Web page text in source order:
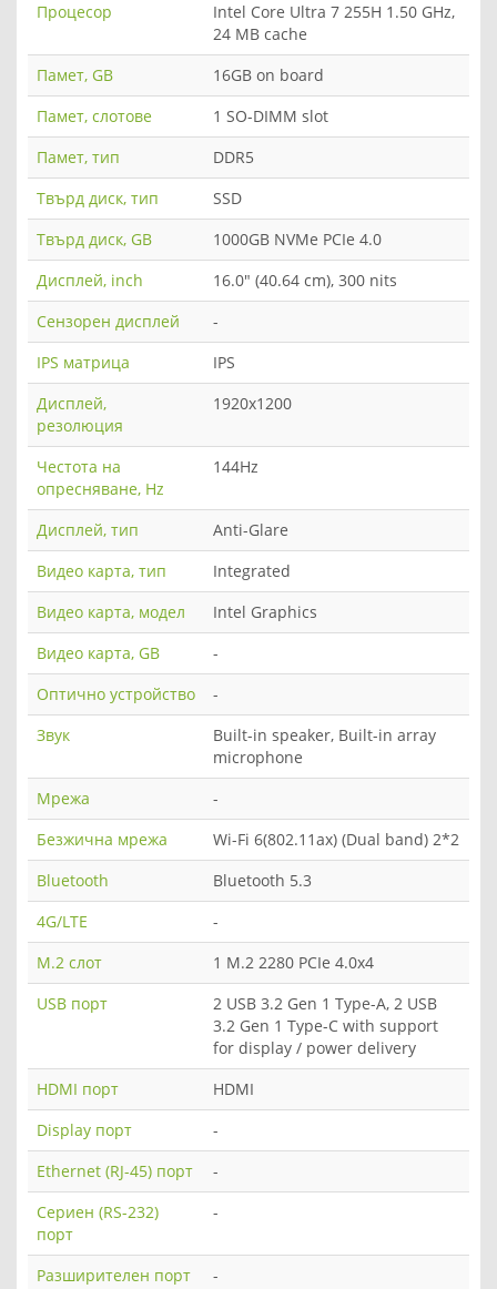
Процесор
Intel Core Ultra 7 255H 1.50 GHz,
24 MB cache
Памет, GB
16GB on board
Памет, слотове
1 SO-DIMM slot
Памет, тип
DDR5
Твърд диск, тип
SSD
Твърд диск, GB
1000GB NVMe PCIe 4.0
Дисплей, inch
16.0" (40.64 cm), 300 nits
Сензорен дисплей
-
IPS матрица
IPS
Дисплей,
резолюция
1920x1200
Честота на
опресняване, Hz
144Hz
Дисплей, тип
Anti-Glare
Видео карта, тип
Integrated
Видео карта, модел
Intel Graphics
Видео карта, GB
-
Оптично устройство
-
Звук
Built-in speaker, Built-in array
microphone
Мрежа
-
Безжична мрежа
Wi-Fi 6(802.11ax) (Dual band) 2*2
Bluetooth
Bluetooth 5.3
4G/LTE
-
M.2 слот
1 M.2 2280 PCIe 4.0x4
USB порт
2 USB 3.2 Gen 1 Type-A, 2 USB
3.2 Gen 1 Type-C with support
for display / power delivery
HDMI порт
HDMI
Display порт
-
Ethernet (RJ-45) порт
-
Сериен (RS-232)
порт
-
Разширителен порт -